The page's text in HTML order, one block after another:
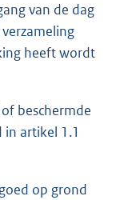
van de dag
heeft wordt
beschermde
in artikel 1.1
op grond